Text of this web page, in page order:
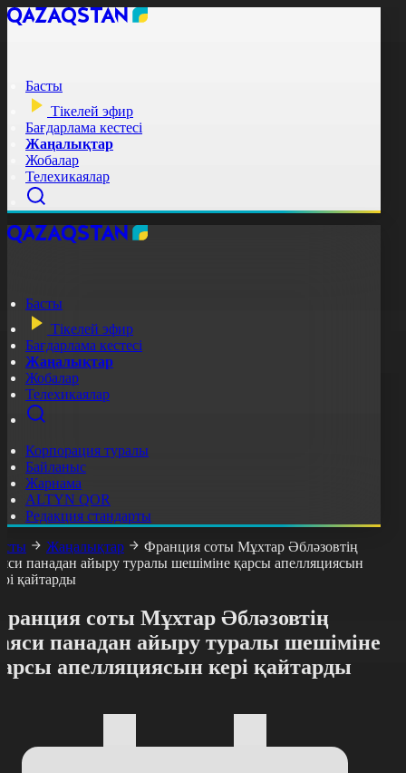
Басты
Тікелей эфир
Бағдарлама кестесі
Жаңалықтар
Жобалар
Телехикаялар
Басты
Тікелей эфир
Бағдарлама кестесі
Жаңалықтар
Жобалар
Телехикаялар
Корпорация туралы
Байланыс
Жарнама
ALTYN QOR
Редакция стандарты
Жаңалықтар
Франция соты Мұхтар Әбләзовтің
панадан айыру туралы шешіміне қарсы апелляциясын
қайтарды
соты Мұхтар Әбләзовтің
панадан айыру туралы шешіміне
апелляциясын кері қайтарды